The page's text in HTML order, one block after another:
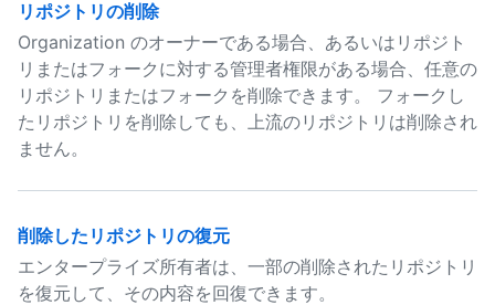
リポジトリの削除
Organization のオーナーである場合、あるいはリポジト
リまたはフォークに対する管理者権限がある場合、任意の
リポジトリまたはフォークを削除できます。 フォークし
たリポジトリを削除しても、上流のリポジトリは削除され
ません。
削除したリポジトリの復元
エンタープライズ所有者は、一部の削除されたリポジトリ
を復元して、その内容を回復できます。